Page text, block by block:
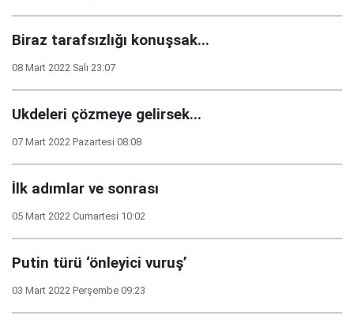
Biraz tarafsızlığı konuşsak...
08 Mart 2022 Salı 23:07
Ukdeleri çözmeye gelirsek...
07 Mart 2022 Pazartesi 08:08
İlk adımlar ve sonrası
05 Mart 2022 Cumartesi 10:02
Putin türü ‘önleyici vuruş’
03 Mart 2022 Perşembe 09:23